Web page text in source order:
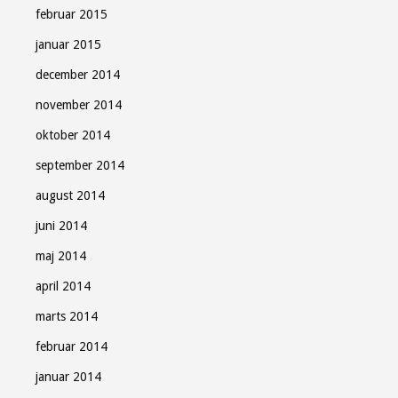
februar 2015
januar 2015
december 2014
november 2014
oktober 2014
september 2014
august 2014
juni 2014
maj 2014
april 2014
marts 2014
februar 2014
januar 2014